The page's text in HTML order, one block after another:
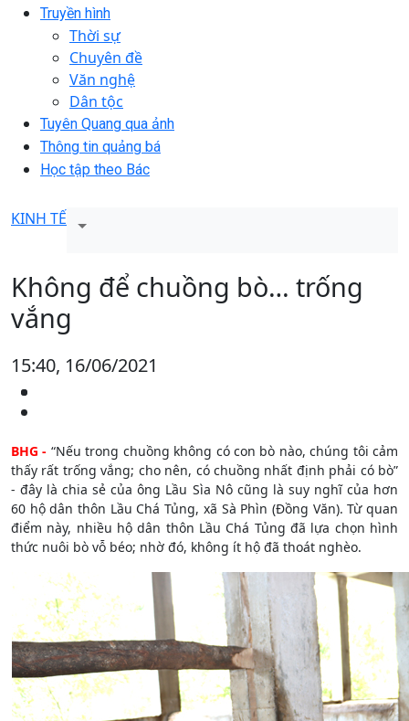
Truyền hình
Thời sự
Chuyên đề
Văn nghệ
Dân tộc
Tuyên Quang qua ảnh
Thông tin quảng bá
Học tập theo Bác
KINH TẾ
Không để chuồng bò… trống
vắng
15:40, 16/06/2021
BHG - “Nếu trong chuồng không có con bò nào, chúng tôi cảm
thấy rất trống vắng; cho nên, có chuồng nhất định phải có bò”
- đây là chia sẻ của ông Lầu Sìa Nô cũng là suy nghĩ của hơn
60 hộ dân thôn Lầu Chá Tủng, xã Sà Phìn (Đồng Văn). Từ quan
điểm này, nhiều hộ dân thôn Lầu Chá Tủng đã lựa chọn hình
thức nuôi bò vỗ béo; nhờ đó, không ít hộ đã thoát nghèo.